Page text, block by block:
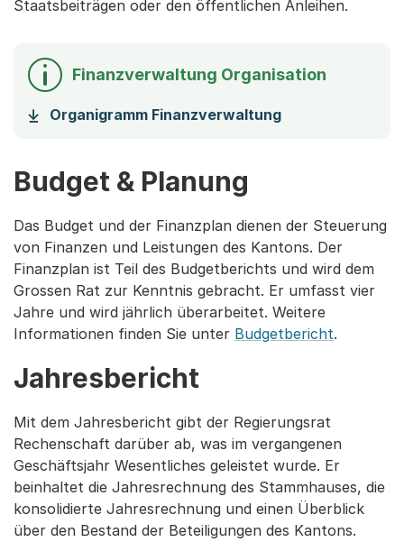
Staatsbeiträgen oder den öffentlichen Anleihen.
Finanzverwaltung Organisation
Organigramm Finanzverwaltung(Startet einen
Budget & Planung
Das Budget und der Finanzplan dienen der Steuerung
von Finanzen und Leistungen des Kantons. Der
Finanzplan ist Teil des Budgetberichts und wird dem
Grossen Rat zur Kenntnis gebracht. Er umfasst vier
Jahre und wird jährlich überarbeitet. Weitere
Informationen finden Sie unter Budgetbericht.
Jahresbericht
Mit dem Jahresbericht gibt der Regierungsrat
Rechenschaft darüber ab, was im vergangenen
Geschäftsjahr Wesentliches geleistet wurde. Er
beinhaltet die Jahresrechnung des Stammhauses, die
konsolidierte Jahresrechnung und einen Überblick
über den Bestand der Beteiligungen des Kantons.